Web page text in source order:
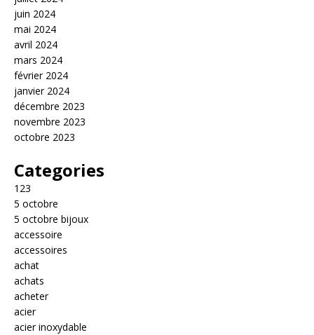
juin 2024
mai 2024
avril 2024
mars 2024
février 2024
janvier 2024
décembre 2023
novembre 2023
octobre 2023
Categories
123
5 octobre
5 octobre bijoux
accessoire
accessoires
achat
achats
acheter
acier
acier inoxydable